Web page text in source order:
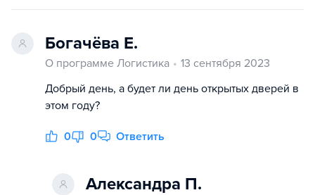
Богачёва Е.
О программе Логистика
13 сентября 2023
Добрый день, а будет ли день открытых дверей в
этом году?
0 0 Ответить
Александра П.